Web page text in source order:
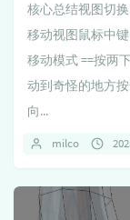
核心总结视图切
移动视图鼠标中
移动模式 ==按两
动到奇怪的地方
向...
milco